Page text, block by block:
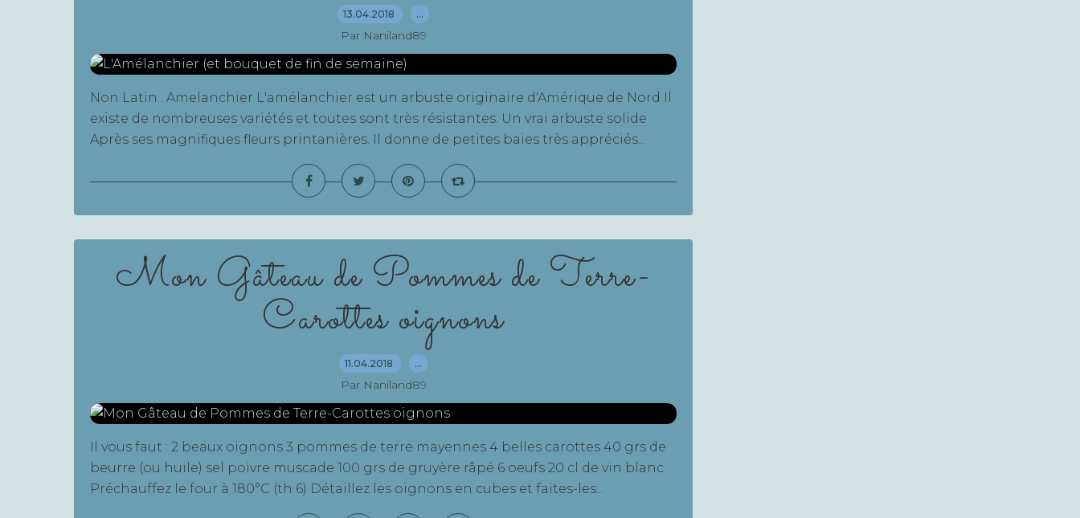
13.04.2018 …
Par Naniland89
Non Latin : Amelanchier L'amélanchier est un arbuste originaire d'Amérique de Nord Il
existe de nombreuses variétés et toutes sont très résistantes. Un vrai arbuste solide.
Après ses magnifiques fleurs printanières. Il donne de petites baies très appréciés...
Mon Gâteau de Pommes de Terre-
Carottes oignons
11.04.2018 …
Par Naniland89
Il vous faut : 2 beaux oignons 3 pommes de terre mayennes 4 belles carottes 40 grs de
beurre (ou huile) sel poivre muscade 100 grs de gruyère râpé 6 oeufs 20 cl de vin blanc
Préchauffez le four à 180°C (th 6) Détaillez les oignons en cubes et faites-les...